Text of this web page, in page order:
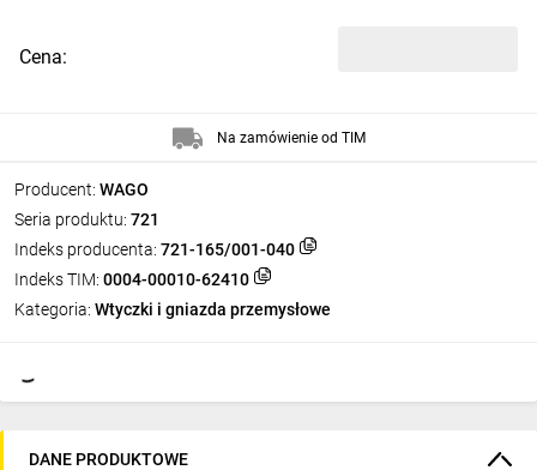
Producent: WAGO
Seria produktu: 721
Indeks producenta: 721-165/001-040
Indeks TIM: 0004-00010-62410
Kategoria: Wtyczki i gniazda przemysłowe
Cena:
Na zamówienie od TIM
DANE PRODUKTOWE